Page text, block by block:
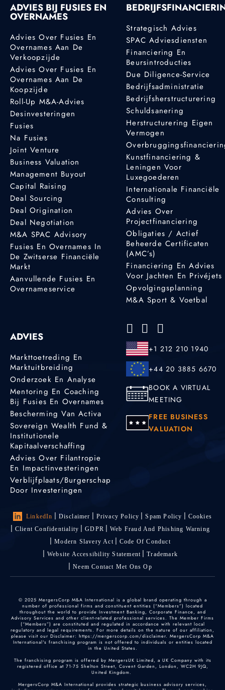
ADVIES BIJ FUSIES EN
OVERNAMES
Advies Over Fusies En
Overnames Aan De
Verkoopzijde
Advies Over Fusies En
Overnames Aan De
Koopzijde
Roll-Up M&A-Advies
Desinvesteringen
Fusies
Na Fusies
Joint Venture
Business Valuation
Management Buyout
Capital Raising
Deal Sourcing
Deal Origination
Deal Negotiation
M&A SPAC Advisory
Fusies En Overnames In
De Zwitserse Financiële
Markt
Aanvullende Fusies En
Overnameservice
Strategisch Advies
SPAC Adviesdiensten
Financiering En
Beursintroducties
Due Diligence-Service
Bedrijfsadministratie
Bedrijfsherstructurering
Schuldsanering
Herstructurering Eigen
Vermogen
Kunstfinanciering &
Leningen Voor
Luxegoederen
Internationale Financiële
Consulting
Advies Over
Projectfinanciering
Obligaties / Actief
Beheerde Certificaten
(AMC’s)
Financiering En Advies
Voor Jachten En Privéjets
Opvolgingsplanning
M&A Sport & Voetbal
ADVIES
Markttoetreding En
Marktuitbreiding
Onderzoek En Analyse
Mentoring En Coaching
Bij Fusies En Overnames
Bescherming Van Activa
Sovereign Wealth Fund &
Institutionele
Kapitaalverschaffing
Advies Over Filantropie
En Impactinvesteringen
Verblijfplaats/burgerschap
Door Investeringen
+1 212 210 1940
+44 20 3885 6670
BOOK A VIRTUAL
MEETING
FREE BUSINESS
VALUATION
LinkedIn Disclaimer Privacy Policy Spam Policy
Cookies
Client Confidentiality
GDPR
Web Fraud And Phishing Warning
Modern Slavery Act
Code Of Conduct
Website Accessibility Statement
Trademark
Neem Contact Met Ons Op
© 2025 MergersCorp M&A International is a global brand operating through a
number of professional firms and constituent entities (“Members”) located
throughout the world to provide Investment Banking, Corporate Finance, and
Advisory Services and other client-related professional services. The Member Firms
(“Members”) are constituted and regulated in accordance with relevant local
regulatory and legal requirements. For more details on the nature of our affiliation,
please visit our Disclaimer: https://mergerscorp.com/disclaimer. MergersCorp M&A
International's franchising program is not offered to individuals or entities located
in the United States.
The franchising program is offered by MergersUK Limited, a UK Company with its
registered office at 71-75 Shelton Street, Covent Garden, London, WC2H 9JQ,
United Kingdom.
MergersCorp M&A International provides strategic business advisory services,